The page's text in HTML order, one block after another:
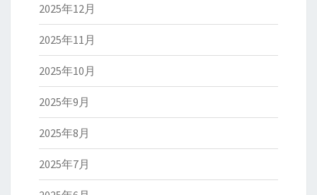
2025年12月
2025年11月
2025年10月
2025年9月
2025年8月
2025年7月